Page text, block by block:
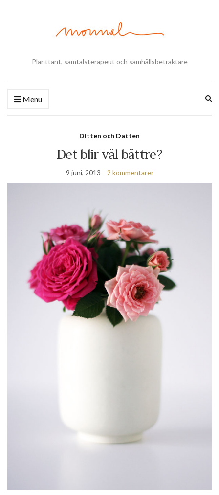
Planttant, samtalsterapeut och samhällsbetraktare
Menu
Ditten och Datten
Det blir väl bättre?
9 juni, 2013 2 kommentarer